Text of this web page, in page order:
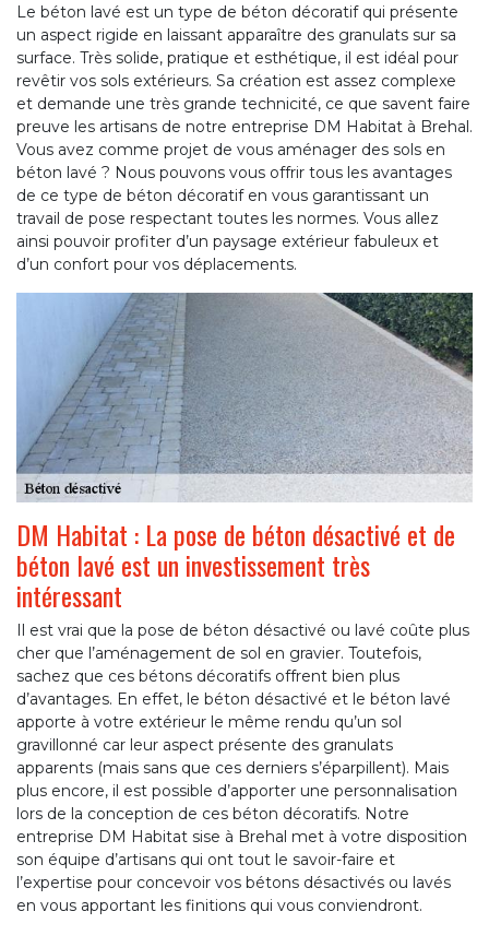
Le béton lavé est un type de béton décoratif qui présente
un aspect rigide en laissant apparaître des granulats sur sa
surface. Très solide, pratique et esthétique, il est idéal pour
revêtir vos sols extérieurs. Sa création est assez complexe
et demande une très grande technicité, ce que savent faire
preuve les artisans de notre entreprise DM Habitat à Brehal.
Vous avez comme projet de vous aménager des sols en
béton lavé ? Nous pouvons vous offrir tous les avantages
de ce type de béton décoratif en vous garantissant un
travail de pose respectant toutes les normes. Vous allez
ainsi pouvoir profiter d’un paysage extérieur fabuleux et
d’un confort pour vos déplacements.
DM Habitat : La pose de béton désactivé et de
béton lavé est un investissement très
intéressant
Il est vrai que la pose de béton désactivé ou lavé coûte plus
cher que l’aménagement de sol en gravier. Toutefois,
sachez que ces bétons décoratifs offrent bien plus
d’avantages. En effet, le béton désactivé et le béton lavé
apporte à votre extérieur le même rendu qu’un sol
gravillonné car leur aspect présente des granulats
apparents (mais sans que ces derniers s’éparpillent). Mais
plus encore, il est possible d’apporter une personnalisation
lors de la conception de ces béton décoratifs. Notre
entreprise DM Habitat sise à Brehal met à votre disposition
son équipe d’artisans qui ont tout le savoir-faire et
l’expertise pour concevoir vos bétons désactivés ou lavés
en vous apportant les finitions qui vous conviendront.